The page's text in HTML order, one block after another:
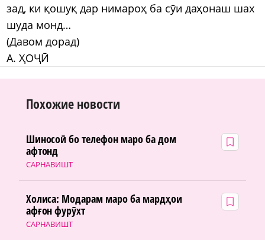
зад, ки қошуқ дар нимароҳ ба сӯи даҳонаш шах
шуда монд…
(Давом дорад)
А. ҲОҶӢ
Похожие новости
САРНАВИШТ
Шиносоӣ бо телефон маро ба дом
афтонд
САРНАВИШТ
Холиса: Модарам маро ба мардҳои
афғон фурӯхт